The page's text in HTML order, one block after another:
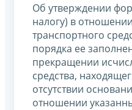
Об утверждении
налогу) в
транспортного
порядка ее
прекращении
средства,
отсутствии
отношении